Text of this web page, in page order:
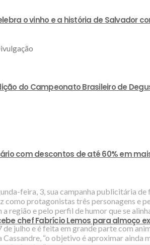
o vinho e a história de Salvador
do Campeonato Brasileiro de
com descontos de até 60% em
chef Fabrício Lemos para almoço
feira, 3, sua campanha publicitária
como protagonistas três personagens e
região e pelo perfil de humor que se
de julho e é feita em grande parte com
“o objetivo é aproximar